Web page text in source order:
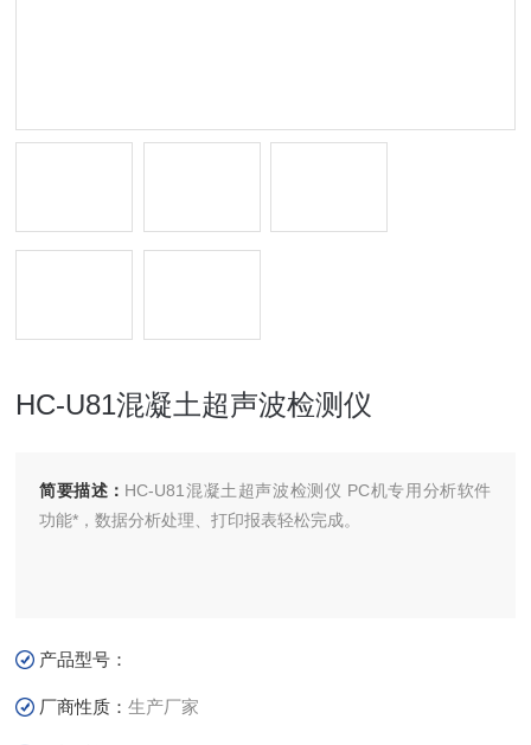
HC-U81混凝土超声波检测仪
简要描述： HC-U81混凝土超声波检测仪 PC机专用分析软件
功能*，数据分析处理、打印报表轻松完成。
产品型号：
厂商性质：生产厂家